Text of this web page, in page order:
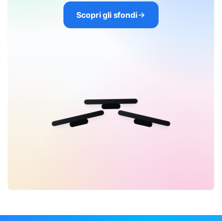
Scopri gli sfondi